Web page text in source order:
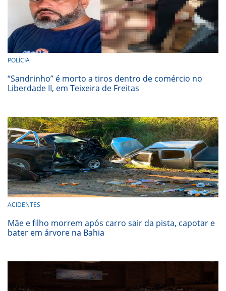
POLÍCIA
“Sandrinho” é morto a tiros dentro de comércio no
Liberdade II, em Teixeira de Freitas
ACIDENTES
Mãe e filho morrem após carro sair da pista, capotar e
bater em árvore na Bahia